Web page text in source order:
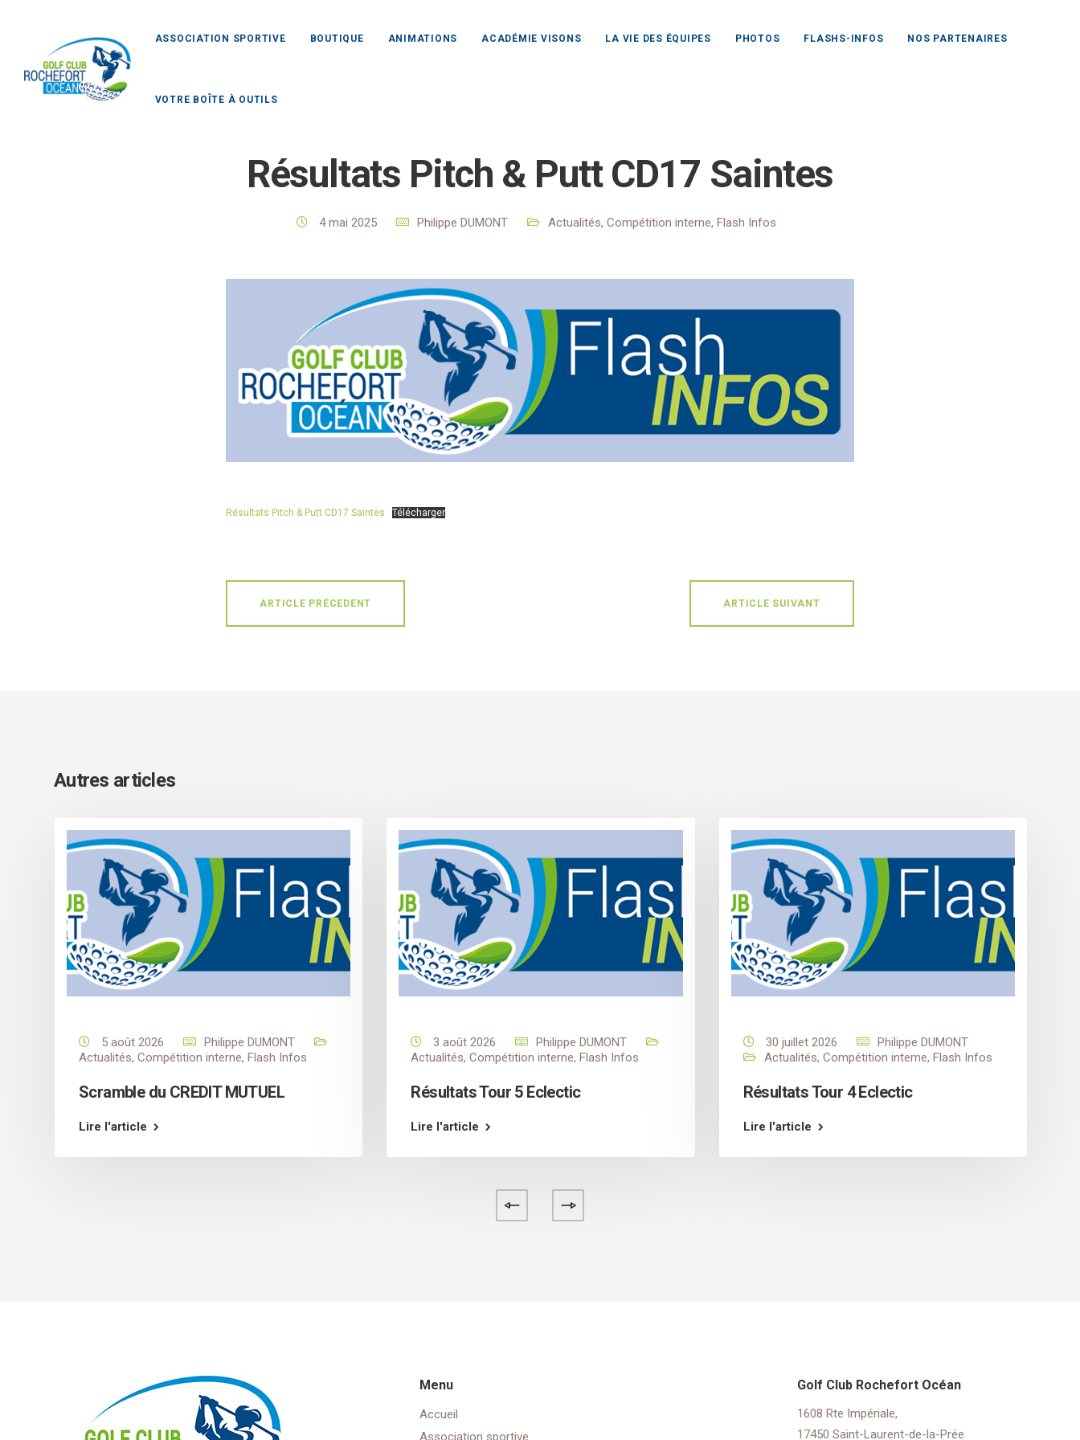
ASSOCIATION SPORTIVE BOUTIQUE ANIMATIONS ACADÉMIE VISONS LA VIE DES ÉQUIPES PHOTOS FLASHS-INFOS NOS PARTENAIRES
VOTRE BOÎTE À OUTILS
Résultats Pitch & Putt CD17 Saintes
4 mai 2025 Philippe DUMONT Actualités, Compétition interne, Flash Infos
Résultats Pitch & Putt CD17 Saintes Télécharger
ARTICLE PRÉCEDENT ARTICLE SUIVANT
Autres articles
5 août 2026
Philippe DUMONT
Actualités, Compétition interne, Flash Infos
Scramble du CREDIT MUTUEL
Lire l'article
3 août 2026
Philippe DUMONT
Actualités,Compétition interne, Flash Infos
Résultats Tour 5 Eclectic
Lire l'article
30 juillet 2026
Philippe DUMONT
Actualités, Compétition interne, Flash Infos
Résultats Tour 4 Eclectic
Lire l'article
Menu
Accueil
Golf Club Rochefort Océan
1608 Rte Impériale,
17450 Saint-Laurent-de-la-Prée